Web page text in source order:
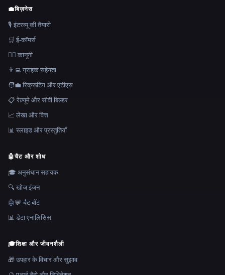
💼बिज़नेस
🎙️ इंटरव्यू की तैयारी
🛒 ई-कॉमर्स
👩‍⚖️ कानूनी
👨‍💻 ग्राहक सहेयता
🧑‍💼 रिक्रूटिंग और एटीएस
📋 रेज़्यूमे और सीवी बिल्डर
📈 लेखा और वित्त
📊 स्लाइड और प्रस्तुतियाँ
🤖चैट और शोध
🎓 अनुसंधान सहायक
🔍 खोज इंजन
🤖💬 चैट बॉट
📊 डेटा एनालिसिस
🎓शिक्षा और जीवनशैली
🎁 उपहार के विचार और सुझाव